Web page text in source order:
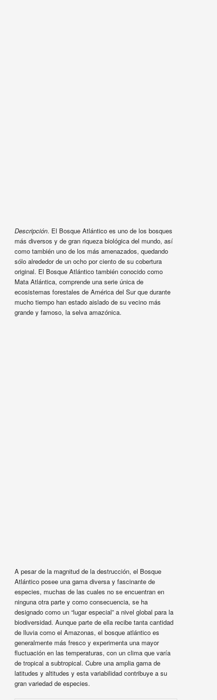
Descripción. El Bosque Atlántico es uno de los bosques
más diversos y de gran riqueza biológica del mundo, así
como también uno de los más amenazados, quedando
sólo alrededor de un ocho por ciento de su cobertura
original. El Bosque Atlántico también conocido como
Mata Atlántica, comprende una serie única de
ecosistemas forestales de América del Sur que durante
mucho tiempo han estado aislado de su vecino más
grande y famoso, la selva amazónica.
A pesar de la magnitud de la destrucción, el Bosque
Atlántico posee una gama diversa y fascinante de
especies, muchas de las cuales no se encuentran en
ninguna otra parte y como consecuencia, se ha
designado como un “lugar especial” a nivel global para la
biodiversidad. Aunque parte de ella recibe tanta cantidad
de lluvia como el Amazonas, el bosque atlántico es
generalmente más fresco y experimenta una mayor
fluctuación en las temperaturas, con un clima que varía
de tropical a subtropical. Cubre una amplia gama de
latitudes y altitudes y esta variabilidad contribuye a su
gran variedad de especies.